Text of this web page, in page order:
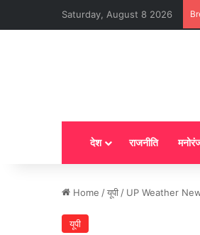
Saturday, August 8 2026
देश राजनीति
Home /यूपी / UP Weather
यूपी